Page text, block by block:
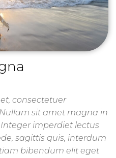
consectetuer
sit amet magna in
imperdiet lectus
sagittis quis, interdum
bibendum elit eget